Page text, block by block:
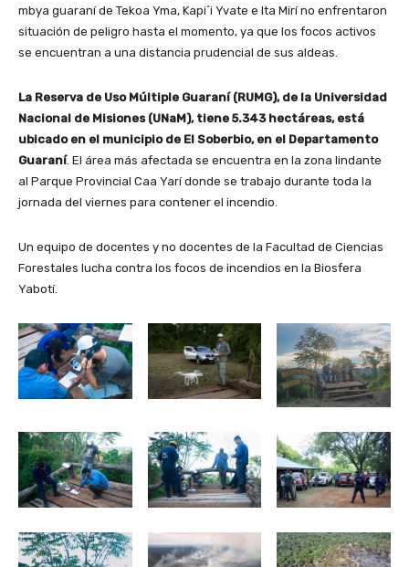
mbya guaraní de Tekoa Yma, Kapi´i Yvate e Ita Mirí no enfrentaron
situación de peligro hasta el momento, ya que los focos activos
se encuentran a una distancia prudencial de sus aldeas.
La Reserva de Uso Múltiple Guaraní (RUMG), de la Universidad
Nacional de Misiones (UNaM), tiene 5.343 hectáreas, está
ubicado en el municipio de El Soberbio, en el Departamento
Guaraní. El área más afectada se encuentra en la zona lindante
al Parque Provincial Caa Yarí donde se trabajo durante toda la
jornada del viernes para contener el incendio.
Un equipo de docentes y no docentes de la Facultad de Ciencias
Forestales lucha contra los focos de incendios en la Biosfera
Yabotí.